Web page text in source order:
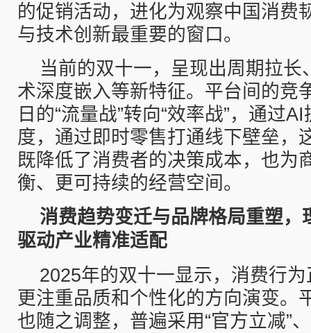
的促销活动，进化为观察中国消费
与技术创新最重要的窗口。
当前的双十一，呈现出周期拉长
术深度嵌入等新特征。平台间的竞
日的“流量战”转向“效率战”，通过
度，通过即时零售打通线下壁垒，
既降低了消费者的决策成本，也为
衡、更可持续的经营空间。
消费趋势变迁与品牌格局重塑，
驱动产业精准适配
2025年的双十一显示，消费行
更注重品质和个性化的方向演变。
也随之调整，普遍采用“官方立减”